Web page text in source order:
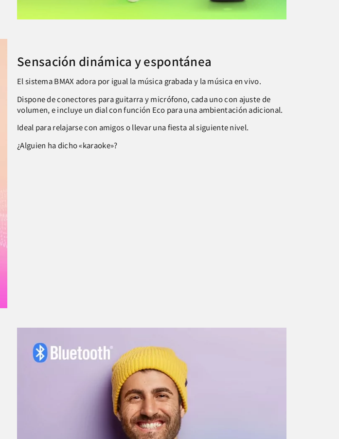
Sensación dinámica y espontánea
El sistema BMAX adora por igual la música grabada y la música en vivo.
Dispone de conectores para guitarra y micrófono, cada uno con ajuste de
volumen, e incluye un dial con función Eco para una ambientación adicional.
Ideal para relajarse con amigos o llevar una fiesta al siguiente nivel.
¿Alguien ha dicho «karaoke»?